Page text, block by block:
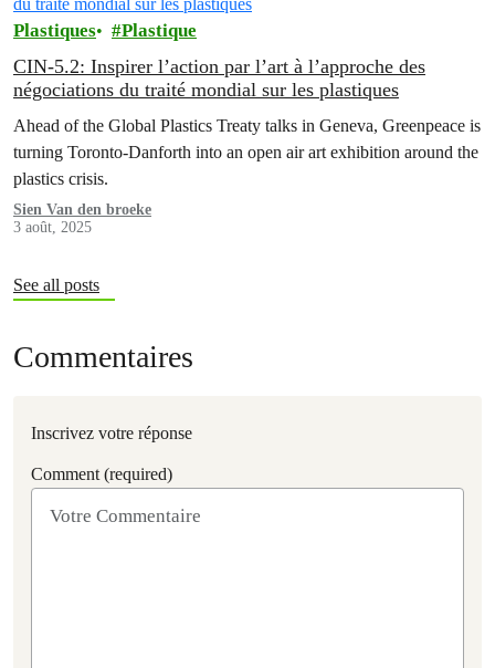
Plastiques Plastique
CIN-5.2: Inspirer l’action par l’art à l’approche des
négociations du traité mondial sur les plastiques
Ahead of the Global Plastics Treaty talks in Geneva, Greenpeace is
turning Toronto-Danforth into an open air art exhibition around the
plastics crisis.
Sien Van den broeke
3 août, 2025
See all posts
Commentaires
Inscrivez votre réponse
Comment (required)